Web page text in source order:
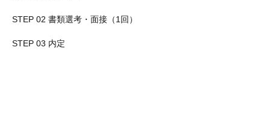
STEP 02 書類選考・面接（1回）
STEP 03 内定